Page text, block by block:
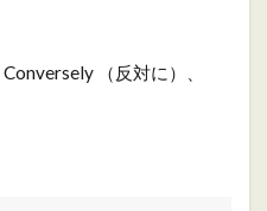
（反対に）、